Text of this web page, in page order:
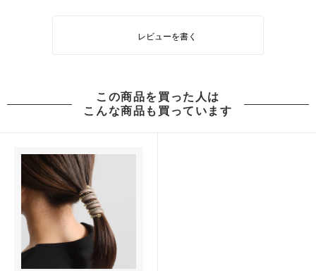
レビューを書く
この商品を買った人は
こんな商品も買っています